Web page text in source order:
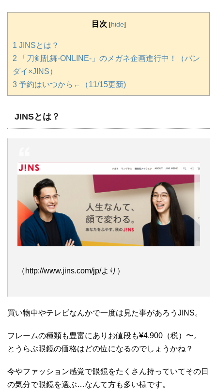
目次 [hide]
1 JINSとは？
2 「刀剣乱舞-ONLINE-」のメガネ企画進行中！（バン
ダイ×JINS）
3 予約はいつから←（11/15更新)
JINSとは？
（http://www.jins.com/jp/より）
買い物中やテレビなんかで一度は見た事があろうJINS。
フレームの種類も豊富にありお値段も¥4.900（税）〜。
とうらぶ眼鏡の価格はどの位になるのでしょうかね？
今やファッション感覚で眼鏡をたくさん持っていてその日
の気分で眼鏡を選ぶ…なんて方も多い様です。